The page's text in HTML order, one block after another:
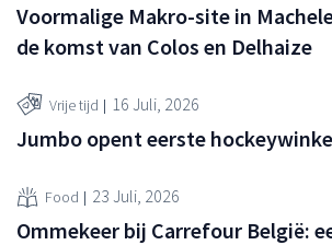
Voormalige Makro-site in
de komst van Colos en Delhaize
Vrije tijd 16 Juli, 2026
Jumbo opent eerste
Food 23 Juli, 2026
Ommekeer bij Carrefour België: